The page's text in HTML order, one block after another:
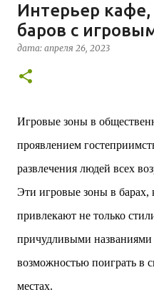
В марте 2026 года в
строительство
«Jardins Secrets» от
территории бывшей
исторический
— социального
м²) и «Opale & Sens» (38
113 жилых единиц
строгих норм
инклюзивности. Успех
победой в городском
пирамида глобального
Интерьер кафе,
баров с
дата: апреля 26, 2023
Игровые зоны в
проявлением
развлечения людей всех
Эти игровые зоны в барах,
привлекают не только
причудливыми названиями
возможностью поиграть в
местах.